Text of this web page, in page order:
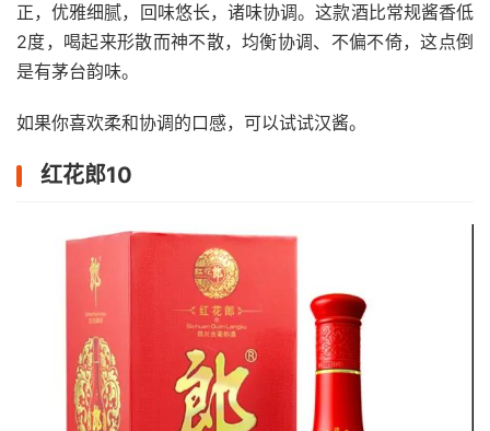
正，优雅细腻，回味悠长，诸味协调。这款酒比常规酱香低
2度，喝起来形散而神不散，均衡协调、不偏不倚，这点倒
是有茅台韵味。
如果你喜欢柔和协调的口感，可以试试汉酱。
红花郎10